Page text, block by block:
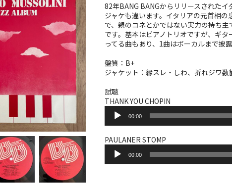
82年BANG BANGからリリースされたイ
ジャケも違います。イタリアの元首相の
で、親のコネとかではない実力の持ち
です。基本はピアノトリオですが、ギタ
ってる曲もあり、1曲はボーカルまで披露
盤質：B+
ジャケット：縁スレ・しわ、折れジワ
試聴
THANK YOU CHOPIN
プ
レ
ー
ー
00:00
PAULANER STOMP
プ
00:00